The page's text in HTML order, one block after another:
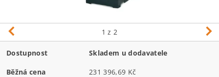
1 z 2
Dostupnost Skladem u dodavatele
Běžná cena 231 396,69 Kč